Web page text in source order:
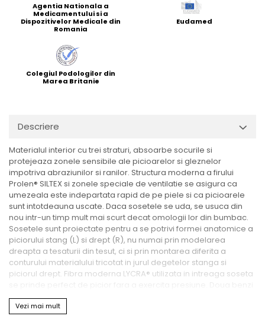
Agentia Nationala a
Medicamentului si a
Dispozitivelor Medicale din
Romania
Eudamed
Colegiul Podologilor din
Marea Britanie
Descriere
Materialul interior cu trei straturi, absoarbe socurile si
protejeaza zonele sensibile ale picioarelor si gleznelor
impotriva abraziunilor si ranilor. Structura moderna a firului
Prolen® SILTEX si zonele speciale de ventilatie se asigura ca
umezeala este indepartata rapid de pe piele si ca picioarele
sunt intotdeauna uscate. Daca sosetele se uda, se usuca din
nou intr-un timp mult mai scurt decat omologii lor din bumbac.
Sosetele sunt proiectate pentru a se potrivi formei anatomice a
piciorului stang (L) si drept (R), nu numai prin modelarea
dreapta a tesaturii din tesut, ci si prin montarea diferita a
conturului materialului tricotat in jurul degetelor stanga si
piciorul drept. Fibra moderna LYCRA® utilizata in intreaga soseta
elastice, la mijlocul piciorului si deasupra gleznei, protejeaza
soseta impotriva deplasarii piciorului chiar si in timpul miscarilor
Vezi mai mult